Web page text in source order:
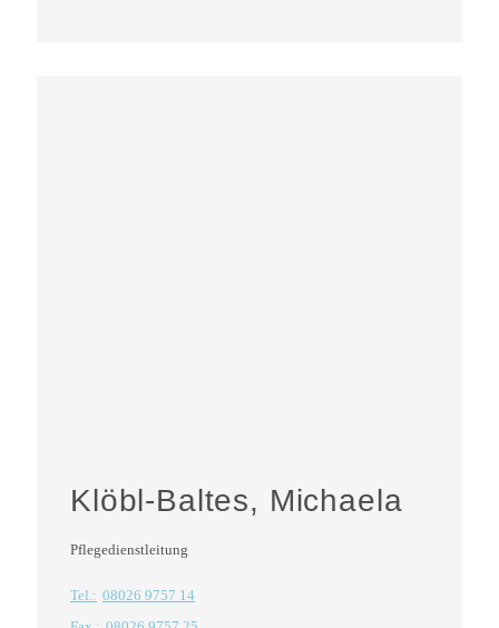
Klöbl-Baltes, Michaela
Pflegedienstleitung
Tel.: 08026 9757 14